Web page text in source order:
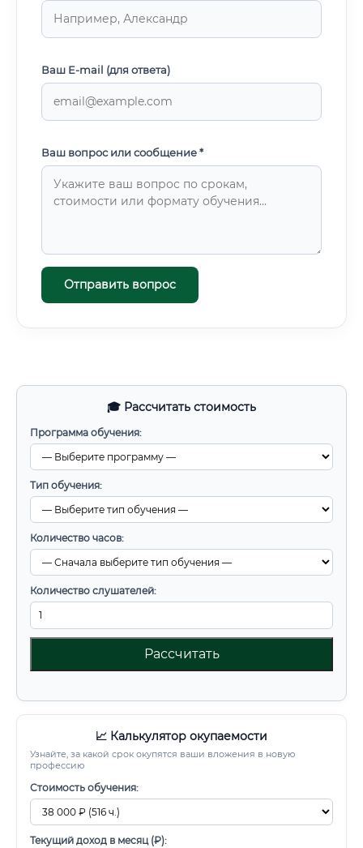
🎓 Рассчитать стоимость
Программа обучения:
Тип обучения:
Количество часов:
Количество слушателей:
Рассчитать
📈 Калькулятор окупаемости
Узнайте, за какой срок окупятся ваши вложения в новую
профессию
Стоимость обучения:
Текущий доход в месяц (₽):
Ваш E-mail (для ответа)
Ваш вопрос или сообщение *
Отправить вопрос